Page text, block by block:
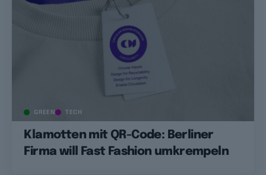
GREEN TECH
Klamotten mit QR-Code: Berliner
Firma will Fast Fashion umkrempeln